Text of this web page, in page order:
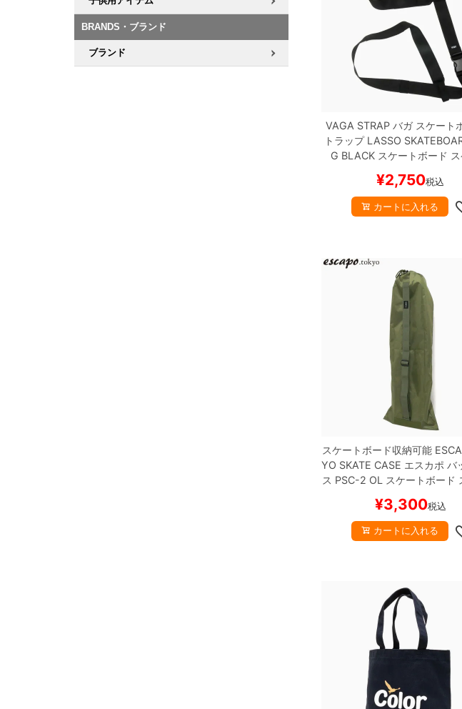
BRANDS・ブランド
ブランド
VAGA STRAPバガスケート
トラップLASSO
G BLACKスケートボード ス
¥2,750税込
カートに入れる
スケートボード収納可能
YO SKATE CASE エスカポ バ
ス PSC-2 OL スケートボード
¥3,300税込
カートに入れる